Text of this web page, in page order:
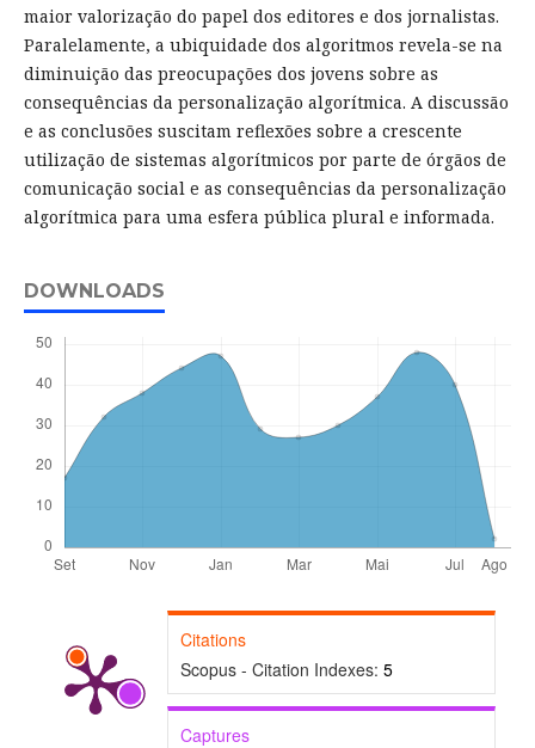
maior valorização do papel dos editores e dos jornalistas.
Paralelamente, a ubiquidade dos algoritmos revela-se na
diminuição das preocupações dos jovens sobre as
consequências da personalização algorítmica. A discussão
e as conclusões suscitam reflexões sobre a crescente
utilização de sistemas algorítmicos por parte de órgãos de
comunicação social e as consequências da personalização
algorítmica para uma esfera pública plural e informada.
DOWNLOADS
Citations
Scopus - Citation Indexes: 5
Captures